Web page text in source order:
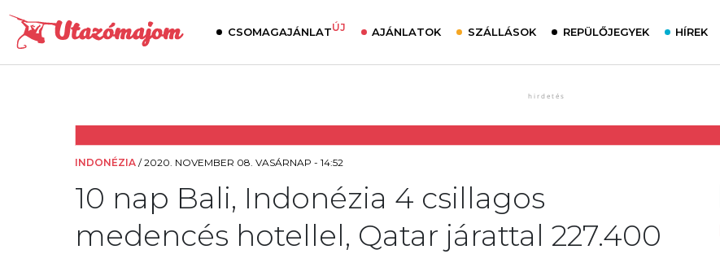
CSOMAGAJÁNLATÚJ AJÁNLATOK SZÁLLÁSOK REPÜLŐJEGYEK HÍREK
INDONÉZIA /2020. NOVEMBER 08. VASÁRNAP - 14:52
10 nap Bali, Indonézia 4 csillagos
medencés hotellel, Qatar járattal 227.400